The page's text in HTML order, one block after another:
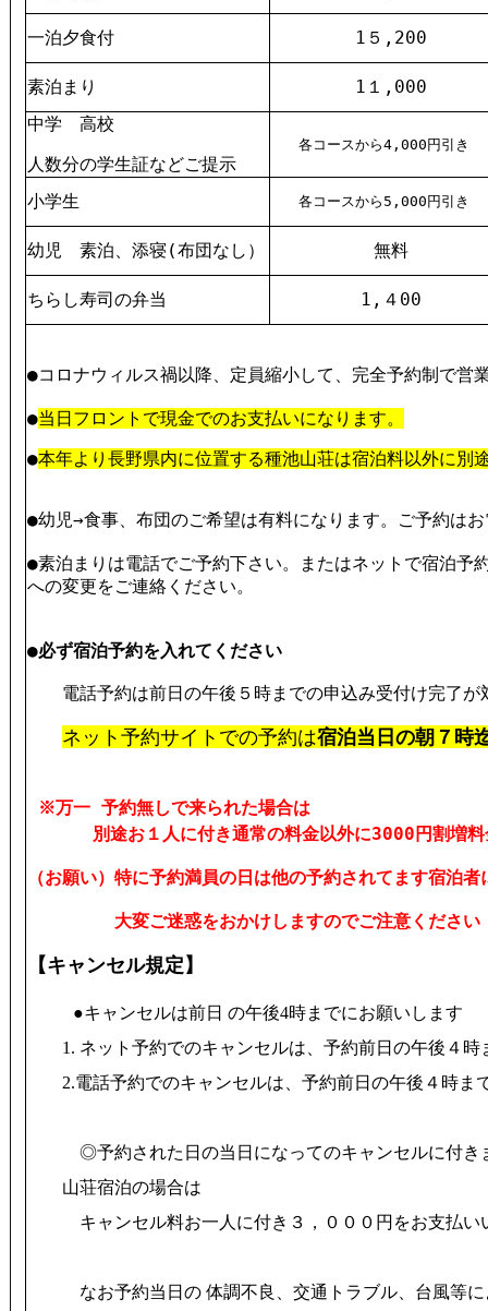
一泊夕食付 1５,200
素泊まり
1１,000
中学 高校
人数分の学生証などご提示
各コースから4,000円引き
小学生 各コースから5,000円引き
幼児 素泊、添寝(布団なし） 無料
ちらし寿司の弁当 1,４00
●コロナウィルス禍以降、定員縮小して、完全予約制で営
●当日フロントで現金でのお支払いになります。
●本年より長野県内に位置する種池山荘は宿泊料以外に別
●幼児→食事、布団のご希望は有料になります。ご予約は
●素泊まりは電話でご予約下さい。またはネットで宿泊予
への変更をご連絡ください。
●必ず宿泊予約を入れてください
電話予約は前日の午後５時までの申込み受付け完了が
ネット予約サイトでの予約は宿泊当日の朝７時
※万一 予約無しで来られた場合は
別途お１人に付き通常の料金以外に3000円割増料
（お願い）特に予約満員の日は他の予約されてます宿泊者
大変ご迷惑をおかけしますのでご注意ください
【キャンセル規定】
●キャンセルは前日 の午後4時までにお願いします
1. ネット予約でのキャンセルは、予約前日の午後４時
2.電話予約でのキャンセルは、予約前日の午後４時ま
◎予約された日の当日になってのキャンセルに付き
山荘宿泊の場合は
キャンセル料お一人に付き３，０００円をお支払い
なお予約当日の 体調不良、交通トラブル、台風等に